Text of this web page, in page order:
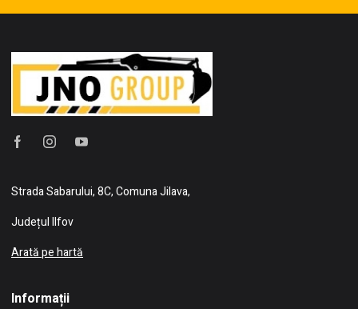
Strada Sabarului, 8C, Comuna Jilava,
Județul Ilfov
Arată pe hartă
Informații